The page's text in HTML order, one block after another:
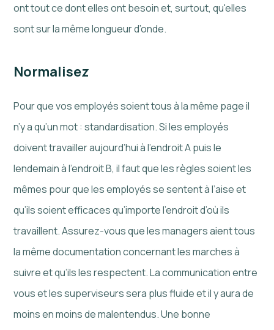
ont tout ce dont elles ont besoin et, surtout, qu'elles
sont sur la même longueur d’onde.
Normalisez
Pour que vos employés soient tous à la même page il
n’y a qu’un mot : standardisation. Si les employés
doivent travailler aujourd’hui à l’endroit A puis le
lendemain à l’endroit B, il faut que les règles soient les
mêmes pour que les employés se sentent à l’aise et
qu’ils soient efficaces qu’importe l’endroit d’où ils
travaillent. Assurez-vous que les managers aient tous
la même documentation concernant les marches à
suivre et qu’ils les respectent. La communication entre
vous et les superviseurs sera plus fluide et il y aura de
moins en moins de malentendus. Une bonne